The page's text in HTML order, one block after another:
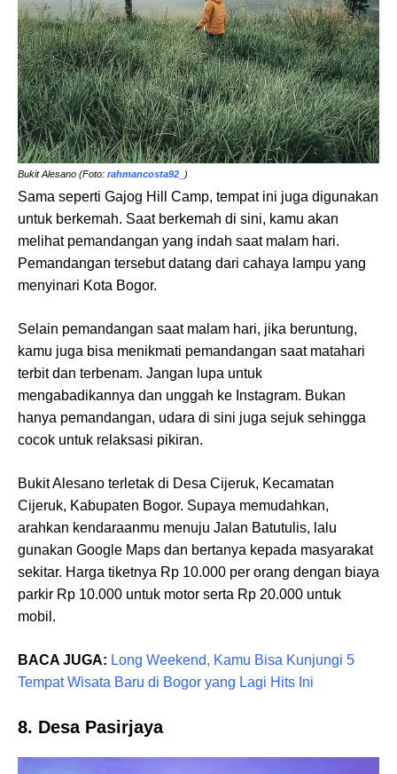
Bukit Alesano (Foto: rahmancosta92_ )
Sama seperti Gajog Hill Camp, tempat ini juga digunakan
untuk berkemah. Saat berkemah di sini, kamu akan
melihat pemandangan yang indah saat malam hari.
Pemandangan tersebut datang dari cahaya lampu yang
menyinari Kota Bogor.
Selain pemandangan saat malam hari, jika beruntung,
kamu juga bisa menikmati pemandangan saat matahari
terbit dan terbenam. Jangan lupa untuk
mengabadikannya dan unggah ke Instagram. Bukan
hanya pemandangan, udara di sini juga sejuk sehingga
cocok untuk relaksasi pikiran.
Bukit Alesano terletak di Desa Cijeruk, Kecamatan
Cijeruk, Kabupaten Bogor. Supaya memudahkan,
arahkan kendaraanmu menuju Jalan Batutulis, lalu
gunakan Google Maps dan bertanya kepada masyarakat
sekitar. Harga tiketnya Rp 10.000 per orang dengan biaya
parkir Rp 10.000 untuk motor serta Rp 20.000 untuk
mobil.
BACA JUGA: Long Weekend, Kamu Bisa Kunjungi 5
Tempat Wisata Baru di Bogor yang Lagi Hits Ini
8. Desa Pasirjaya